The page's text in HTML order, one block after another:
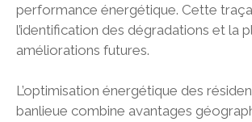
performance énergétique. Cette
l’identification des dégradations et la
améliorations futures.
L’optimisation énergétique des
banlieue combine avantages